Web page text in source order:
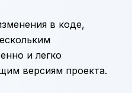
в коде,
и легко
версиям проекта.